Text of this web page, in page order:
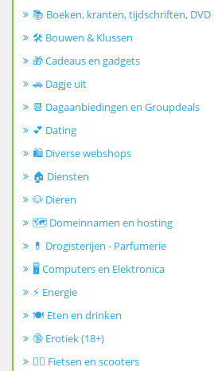
📚 Boeken, kranten, tijdschriften, DVD
🛠️ Bouwen & Klussen
🎁 Cadeaus en gadgets
🚗 Dagje uit
📆 Dagaanbiedingen en Groupdeals
💕 Dating
🛍️ Diverse webshops
🏠 Diensten
🐶 Dieren
🗺️ Domeinnamen en hosting
💊 Drogisterijen - Parfumerie
🖥️ Computers en Elektronica
⚡ Energie
🍽️ Eten en drinken
🔞 Erotiek (18+)
🚴‍♂️ Fietsen en scooters